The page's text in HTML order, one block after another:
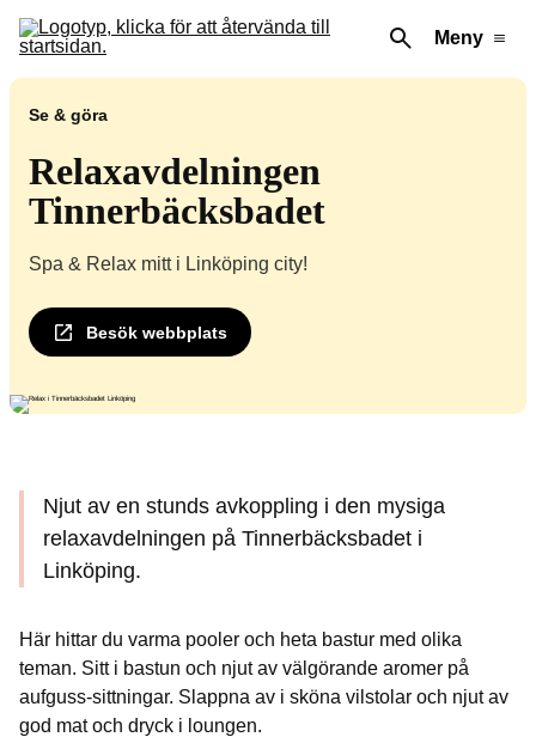
Meny
Se & göra
Relaxavdelningen
Tinnerbäcksbadet
Spa & Relax mitt i Linköping city!
Besök webbplats
Njut av en stunds avkoppling i den mysiga
relaxavdelningen på Tinnerbäcksbadet i
Linköping.
Här hittar du varma pooler och heta bastur med olika
teman. Sitt i bastun och njut av välgörande aromer på
aufguss-sittningar. Slappna av i sköna vilstolar och njut av
god mat och dryck i loungen.